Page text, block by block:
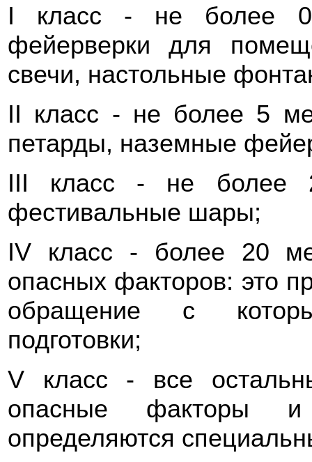
I класс - не более
фейерверки для
свечи, настольные
II класс - не более 5
петарды, наземные
III класс - не более
фестивальные шары;
IV класс - более 20
опасных факторов: это
обращение с
подготовки;
V класс - все
опасные факторы
определяются